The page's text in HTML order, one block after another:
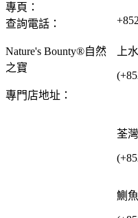
專頁：
查詢電話：
Nature's Bounty®自然
之寶
專門店地址：
上
荃
鰂